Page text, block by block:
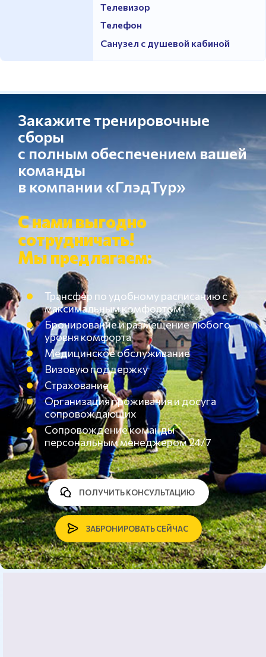
Телевизор
Телефон
Санузел с душевой кабиной
Закажите тренировочные
сборы
с полным обеспечением вашей
команды
в компании «ГлэдТур»
С нами выгодно
сотрудничать!
Мы предлагаем:
Трансфер по удобному расписанию с
максимальным комфортом
Бронирование и размещение любого
уровня комфорта
Медицинское обслуживание
Визовую поддержку
Страхование
Организация проживания и досуга
сопровождающих
Сопровождение команды
персональным менеджером 24/7
ЗАБРОНИРОВАТЬ СЕЙЧАС
ПОЛУЧИТЬ КОНСУЛЬТАЦИЮ